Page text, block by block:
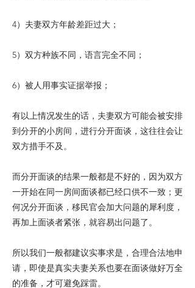
4）夫妻双方年龄差距过大；
5）双方种族不同，语言完全不同；
6）被人用事实证据举报；
有以上情况发生的话，夫妻双方可能会被安排
到分开的小房间，进行分开面谈，这往往会让
双方措手不及。
而分开面谈的结果一般都是不好的，因为双方
一开始在同一房间面谈都已经口供不一致；更
何况分开面谈，移民官会加大问题的犀利度，
再加上面谈者紧张，就容易出问题了。
所以我们一般都建议实事求是，合理合法地申
请，即使是真实夫妻关系也要在面谈做好万全
的准备，才可避免踩雷。